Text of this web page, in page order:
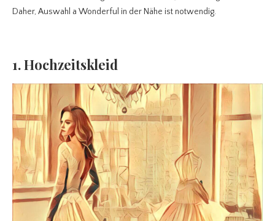
Daher, Auswahl a Wonderful in der Nähe ist notwendig.
1. Hochzeitskleid